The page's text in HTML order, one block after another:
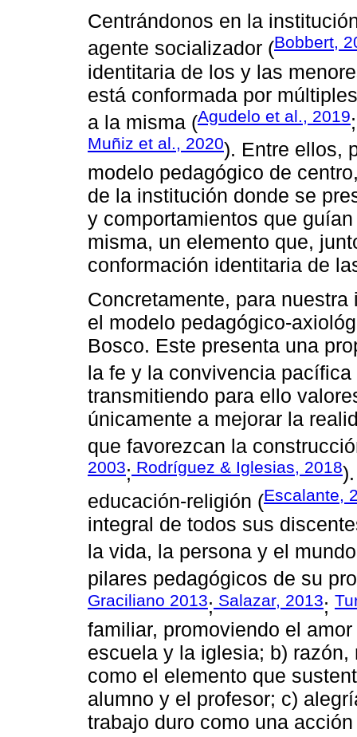
Centrándonos en la
agente socializador (Bobbert,
identitaria de los y las
está conformada por
a la misma (Agudelo et al., 2019
Muñiz et al., 2020). Entre ellos,
modelo pedagógico de
de la institución donde se
y comportamientos que
misma, un elemento que,
conformación identitaria de
Concretamente, para
el modelo pedagógico-
Bosco. Este presenta una
la fe y la convivencia
transmitiendo para ello
únicamente a mejorar la
que favorezcan la
2003; Rodríguez & Iglesias, 2018
educación-religión (Escalante,
integral de todos sus
la vida, la persona y el
pilares pedagógicos de su
Graciliano 2013; Salazar, 2013;
familiar, promoviendo el
escuela y la iglesia; b)
como el elemento que
alumno y el profesor; c)
trabajo duro como una